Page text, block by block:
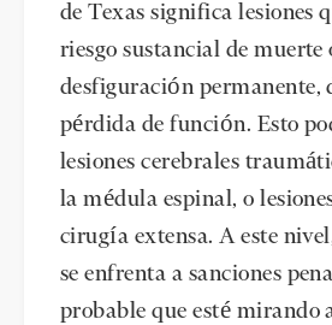
de Texas significa lesiones
riesgo sustancial de muerte
desfiguración permanente,
pérdida de función. Esto
lesiones cerebrales
la médula espinal, o
cirugía extensa. A este
se enfrenta a sanciones
probable que esté mirando